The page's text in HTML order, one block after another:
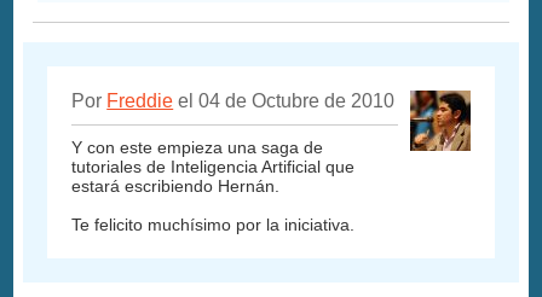
Por Freddie el 04 de Octubre de 2010
Y con este empieza una saga de
tutoriales de Inteligencia Artificial que
estará escribiendo Hernán.
Te felicito muchísimo por la iniciativa.